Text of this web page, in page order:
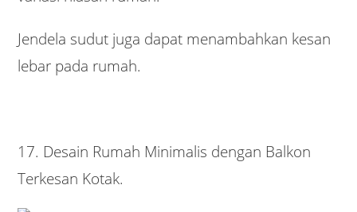
Jendela sudut juga dapat menambahkan kesan
lebar pada rumah.
17. Desain Rumah Minimalis dengan Balkon
Terkesan Kotak.